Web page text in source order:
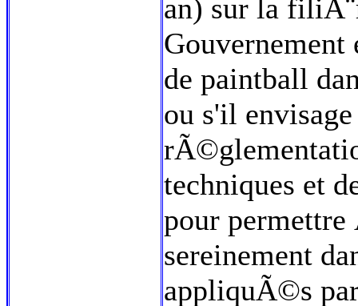
an) sur la
Gouvernement
de paintball
ou s'il
techniques et
pour
sereinement
appliquÃ©s